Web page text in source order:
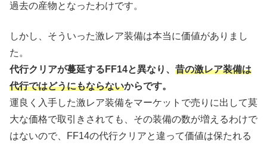
過去の産物となったわけです。
しかし、そういった激レア装備は本当に価値がありまし
た。
代行クリアが蔓延するFF14と異なり、 昔の激レア装備は
代行ではどうにもならないからです。
運良く入手した激レア装備をマーケットで売りに出して莫
大な価格で取引きされても、その装備の数が増えるわけで
はないので、FF14の代行クリアと違って価値は保たれる